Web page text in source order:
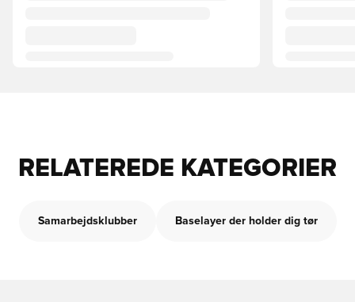
RELATEREDE KATEGORIER
Samarbejdsklubber Baselayer der holder dig tør